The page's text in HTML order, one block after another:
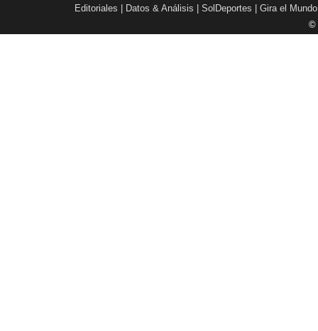
Editoriales
Datos & Análisis SolDeportes Gira el Mundo
©